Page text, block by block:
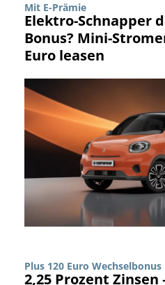
Mit E-Prämie
Elektro-Schnapper
Bonus? Mini-
Euro leasen
Plus 120 Euro Wechselbonus
2,25 Prozent